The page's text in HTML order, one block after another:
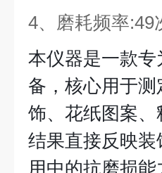
4、磨耗频率:49
本仪器是一款
备，核心用于
饰、花纸图案
结果直接反映
用中的抗磨损